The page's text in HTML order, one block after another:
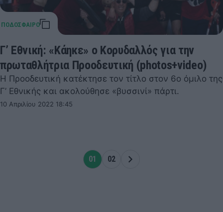
Γ’ Εθνική: «Κάηκε» ο Κορυδαλλός για την
πρωταθλήτρια Προοδευτική (photos+video)
Η Προοδευτική κατέκτησε τον τίτλο στον 6ο όμιλο της
Γ’ Εθνικής και ακολούθησε «βυσσινί» πάρτι.
10 Απριλίου 2022 18:45
01 02